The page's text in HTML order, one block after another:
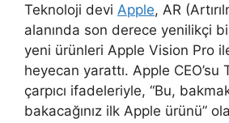
Teknoloji devi Apple, AR
alanında son derece yenilikçi
yeni ürünleri Apple Vision Pro
heyecan yarattı. Apple CEO’su
çarpıcı ifadeleriyle, “Bu,
bakacağınız ilk Apple ürünü”